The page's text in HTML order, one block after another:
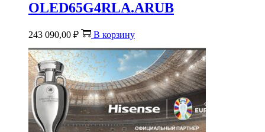
OLED65G4RLA.ARUB
243 090,00 ₽ В корзину